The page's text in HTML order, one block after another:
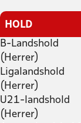
HOLD
B-Landshold
(Herrer)
Ligalandshold
(Herrer)
U21-landshold
(Herrer)